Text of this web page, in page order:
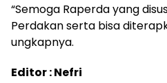
“Semoga Raperda yang
Perdakan serta bisa
ungkapnya.
Editor : Nefri